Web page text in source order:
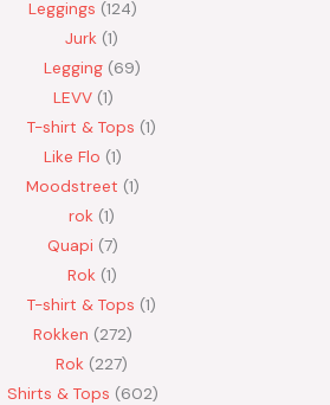
Leggings 124
Jurk 1
Legging 69
LEVV 1
T-shirt & Tops 1
Like Flo 1
Moodstreet 1
rok 1
Quapi 7
Rok 1
T-shirt & Tops 1
Rokken 272
Rok 227
Shirts & Tops 602